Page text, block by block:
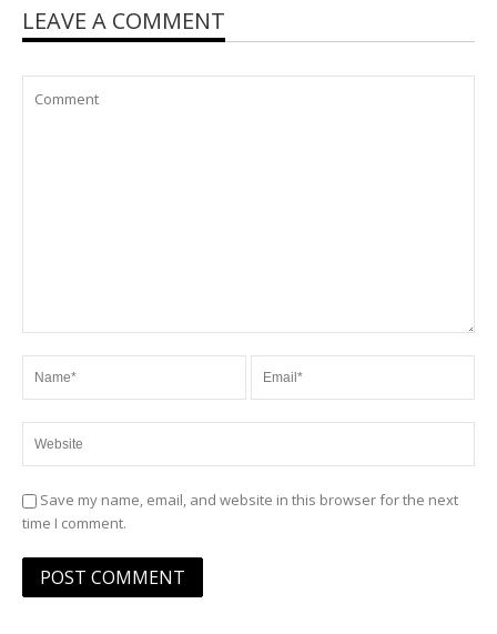
LEAVE A COMMENT
Save my name, email, and website in this browser for the next
time I comment.